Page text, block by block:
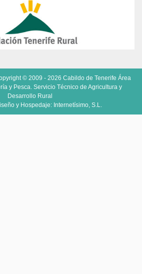
© 2009 - 2026 Cabildo de Tenerife Área
y Pesca. Servicio Técnico de Agricultura y
Desarrollo Rural
y Hospedaje: Internetísimo, S.L.